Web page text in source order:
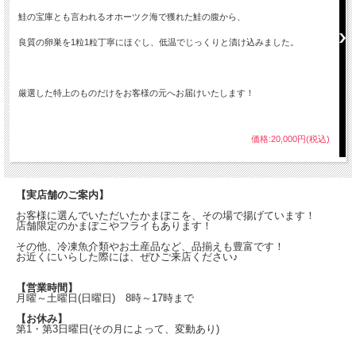
鮭の宝庫とも言われるオホーツク海で獲れた鮭の腹から、
良質の卵巣を1粒1粒丁寧にほぐし、低温でじっくりと漬け込みました。
厳選した特上のものだけをお客様の元へお届けいたします！
価格:20,000円(税込)
【実店舗のご案内】
お客様に選んでいただいたかまぼこを、その場で揚げています！
店舗限定のかまぼこやフライもあります！
その他、冷凍魚介類やお土産品など、品揃えも豊富です！
お近くにいらした際には、ぜひご来店ください♪
【営業時間】
月曜～土曜日(日曜日) 8時～17時まで
【お休み】
第1・第3日曜日 (その月によって、変動あり)